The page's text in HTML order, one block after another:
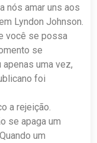
nós amar uns aos
Lyn­don Johnson.
você se possa
se
apenas uma vez,
foi
a rejeição.
se apaga um
um